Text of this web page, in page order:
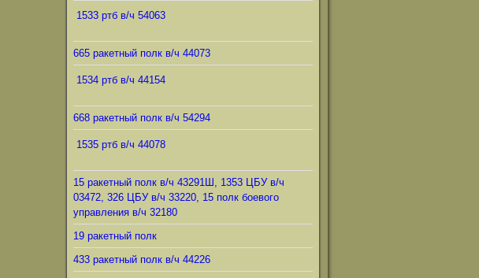
1533 ртб в/ч 54063
665 ракетный полк в/ч 44073
1534 ртб в/ч 44154
668 ракетный полк в/ч 54294
1535 ртб в/ч 44078
15 ракетный полк в/ч 43291Ш, 1353 ЦБУ в/ч
03472, 326 ЦБУ в/ч 33220, 15 полк боевого
управления в/ч 32180
19 ракетный полк
433 ракетный полк в/ч 44226